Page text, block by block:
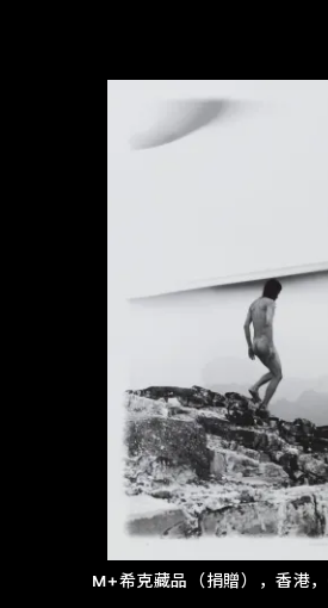
M+希克藏品（捐贈），香港
M+藏品
关于M+藏品
探索世界顶级的二十及二
文化藏品。